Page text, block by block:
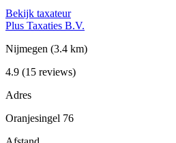
Bekijk taxateur
Plus Taxaties B.V.
Nijmegen (3.4 km)
4.9 (15 reviews)
Adres
Oranjesingel 76